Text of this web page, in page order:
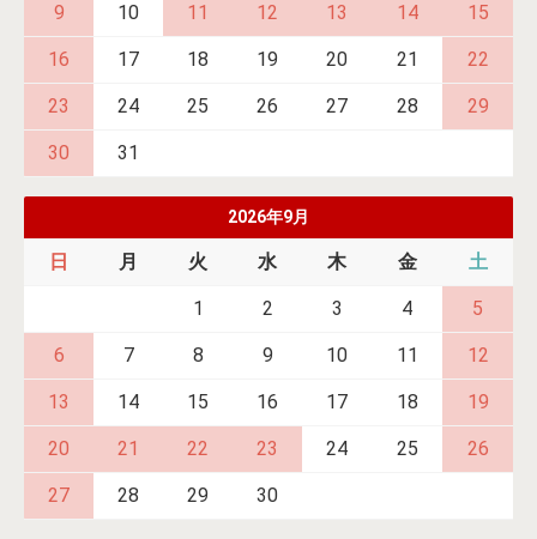
9 10 11 12 13 14 15
16 17 18 19 20 21 22
23 24 25 26 27 28 29
30 31
2026年9月
日 月 火 水 木 金 土
1 2 3 4 5
6 7 8 9 10 11 12
13 14 15 16 17 18 19
20 21 22 23 24 25 26
27 28 29 30